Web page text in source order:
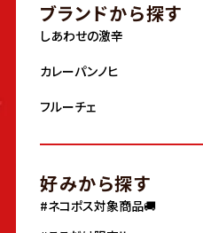
ブランドから探す
しあわせの激辛
カレーパンノヒ
フルーチェ
好みから探す
#ネコポス対象商品🚚